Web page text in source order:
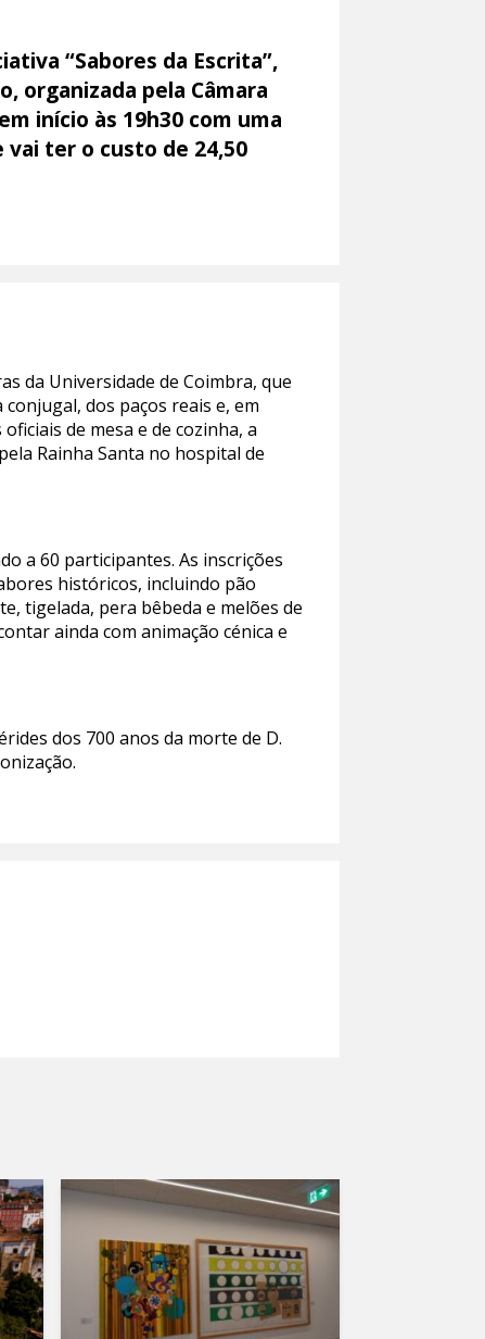
“Sabores da Escrita”,
organizada pela Câmara
início às 19h30 com uma
ter o custo de 24,50
da Universidade de Coimbra, que
dos paços reais e, em
de mesa e de cozinha, a
Rainha Santa no hospital de
a 60 participantes. As inscrições
históricos, incluindo pão
tigelada, pera bêbeda e melões de
ainda com animação cénica e
dos 700 anos da morte de D.